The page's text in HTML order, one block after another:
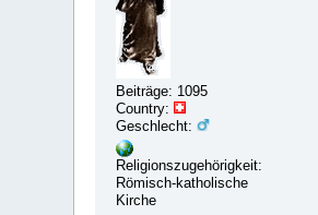
Beiträge: 1095
Country:
Geschlecht:
Religionszugehörigkeit:
Römisch-katholische
Kirche